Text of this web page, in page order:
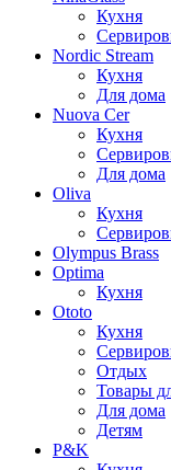
Кухня
Nordic Stream
Кухня
Для дома
Nuova Cer
Кухня
Для дома
Oliva
Кухня
Olympus Brass
Optima
Кухня
Ototo
Кухня
Отдых
Товары
Для дома
Детям
P&K